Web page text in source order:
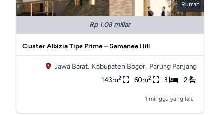
Rumah
Rp 1.08 miliar
Cluster Albizia Tipe Prime – Samanea Hill
Jawa Barat, Kabupaten Bogor, Parung Panjang
143m2 60m2 3 2
1 minggu yang lalu